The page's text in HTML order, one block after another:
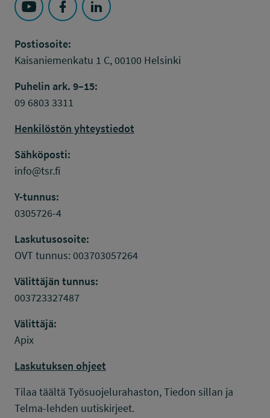
Seuraa Työsuojelurahasto kohteessa: YouTube
Seuraa Työsuojelurahasto kohteessa:
Seuraa Työsuojelurahasto kohteessa:
Postiosoite:
Kaisaniemenkatu 1 C, 00100 Helsinki
Puhelin ark. 9–15:
09 6803 3311
Henkilöstön yhteystiedot
Sähköposti:
info@tsr.fi
Y-tunnus:
0305726-4
Laskutusosoite:
OVT tunnus: 003703057264
Välittäjän tunnus:
003723327487
Välittäjä:
Apix
Laskutuksen ohjeet
Tilaa täältä Työsuojelurahaston, Tiedon sillan ja
Telma-lehden uutiskirjeet.